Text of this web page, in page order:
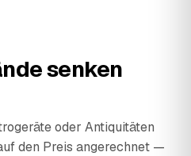
senken
oder Antiquitäten
den Preis angerechnet —